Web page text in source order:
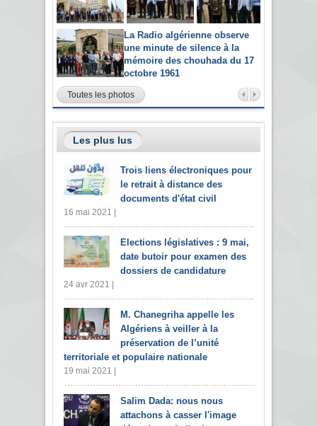
La Radio algérienne observe
une minute de silence à la
mémoire des chouhada du 17
octobre 1961
Toutes les photos
Les plus lus
Trois liens électroniques pour
le retrait à distance des
documents d'état civil
16 mai 2021 |
Elections législatives : 9 mai,
date butoir pour examen des
dossiers de candidature
24 avr 2021 |
M. Chanegriha appelle les
Algériens à veiller à la
préservation de l’unité
territoriale et populaire nationale
19 mai 2021 |
Salim Dada: nous nous
attachons à casser l'image